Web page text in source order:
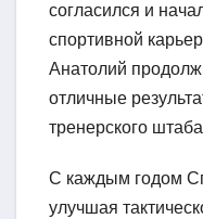
согласился и
спортивной
Анатолий
отличные
тренерского
С каждым годом
улучшая